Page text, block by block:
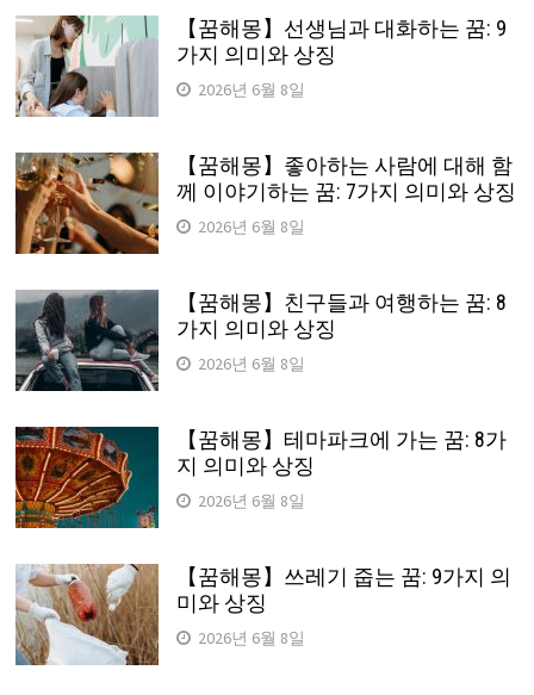
【꿈해몽】선생님과 대화하는 꿈: 9
가지 의미와 상징
2026년 6월 8일
【꿈해몽】좋아하는 사람에 대해 함
께 이야기하는 꿈: 7가지 의미와 상징
2026년 6월 8일
【꿈해몽】친구들과 여행하는 꿈: 8
가지 의미와 상징
2026년 6월 8일
【꿈해몽】테마파크에 가는 꿈: 8가
지 의미와 상징
2026년 6월 8일
【꿈해몽】쓰레기 줍는 꿈: 9가지 의
미와 상징
2026년 6월 8일